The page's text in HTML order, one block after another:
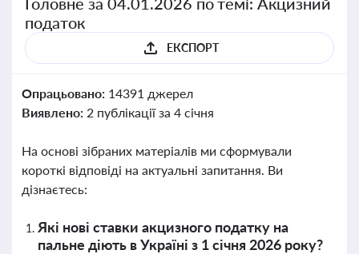
податок
ЕКСПОРТ
Опрацьовано: 14391 джерел
Виявлено: 2 публікації за 4 січня
На основі зібраних матеріалів ми сформували
короткі відповіді на актуальні запитання. Ви
дізнаєтесь:
Які нові ставки акцизного податку на
пальне діють в Україні з 1 січня 2026 року?